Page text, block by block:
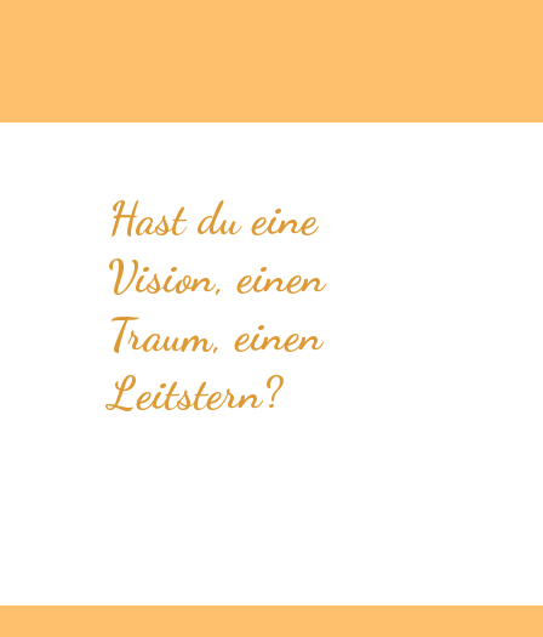
Hast du eine
Vision, einen
Traum, einen
Leitstern?